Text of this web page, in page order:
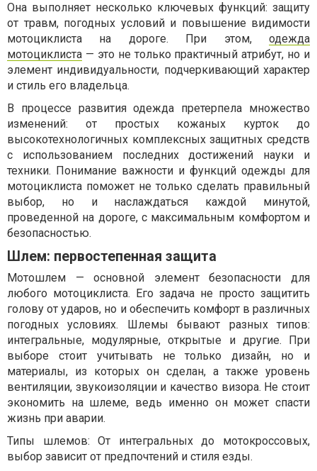
Она выполняет несколько ключевых функций: защиту
от травм, погодных условий и повышение видимости
мотоциклиста на дороге. При этом, одежда
мотоциклиста — это не только практичный атрибут, но и
элемент индивидуальности, подчеркивающий характер
и стиль его владельца.
В процессе развития одежда претерпела множество
изменений: от простых кожаных курток до
высокотехнологичных комплексных защитных средств
с использованием последних достижений науки и
техники. Понимание важности и функций одежды для
мотоциклиста поможет не только сделать правильный
выбор, но и наслаждаться каждой минутой,
проведенной на дороге, с максимальным комфортом и
безопасностью.
Шлем: первостепенная защита
Мотошлем — основной элемент безопасности для
любого мотоциклиста. Его задача не просто защитить
голову от ударов, но и обеспечить комфорт в различных
погодных условиях. Шлемы бывают разных типов:
интегральные, модулярные, открытые и другие. При
выборе стоит учитывать не только дизайн, но и
материалы, из которых он сделан, а также уровень
вентиляции, звукоизоляции и качество визора. Не стоит
экономить на шлеме, ведь именно он может спасти
жизнь при аварии.
Типы шлемов: От интегральных до мотокроссовых,
выбор зависит от предпочтений и стиля езды.